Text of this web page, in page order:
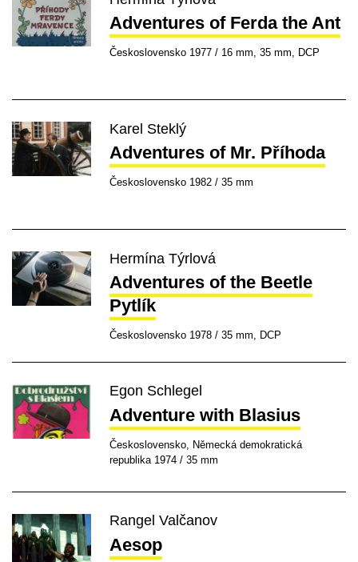
Adventures of Ferda the Ant
Československo 1977 / 16 mm, 35 mm, DCP
Karel Steklý
Adventures of Mr. Příhoda
Československo 1982 / 35 mm
Hermína Týrlová
Adventures of the Beetle
Pytlík
Československo 1978 / 35 mm, DCP
Egon Schlegel
Adventure with Blasius
Československo, Německá demokratická
republika 1974 / 35 mm
Rangel Valčanov
Aesop